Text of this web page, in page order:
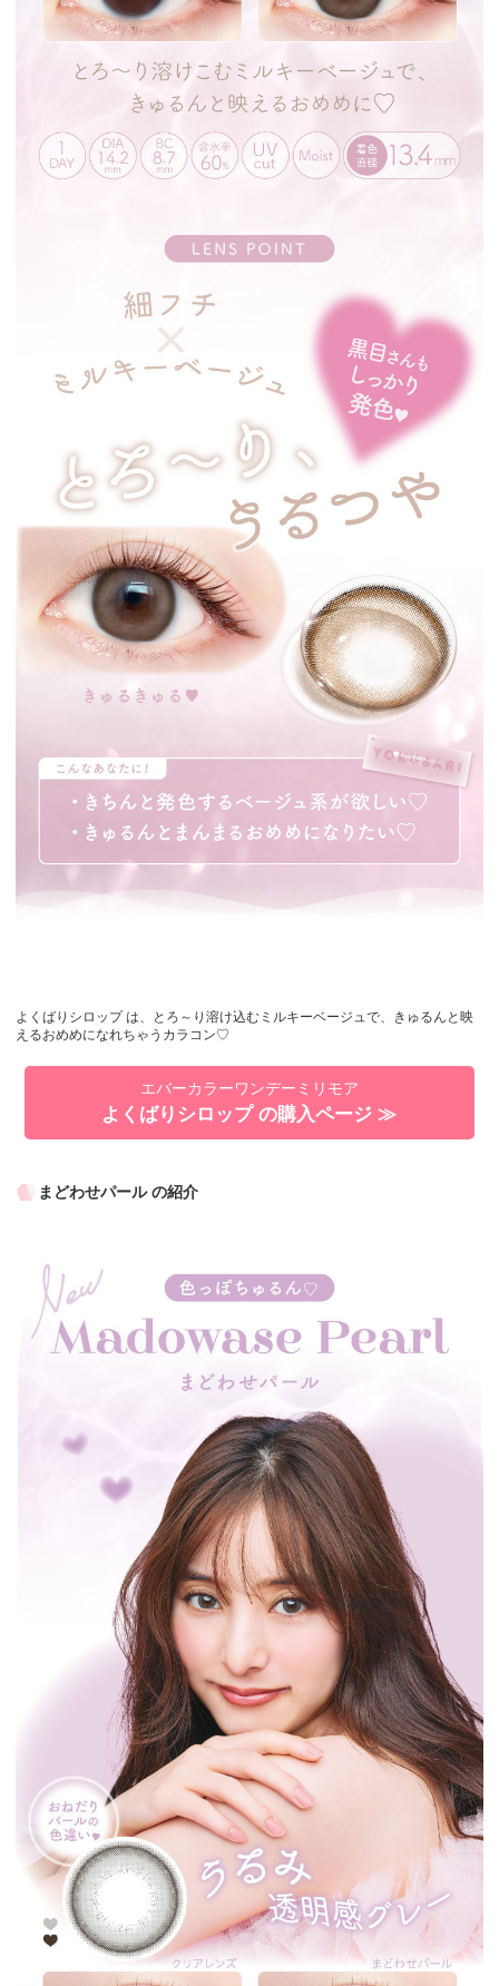
よくばりシロップ は、とろ～り溶け込むミルキーベージュで、きゅるんと映
えるおめめになれちゃうカラコン♡
エバーカラーワンデーミリモア
よくばりシロップ の購入ページ ≫
まどわせパール の紹介